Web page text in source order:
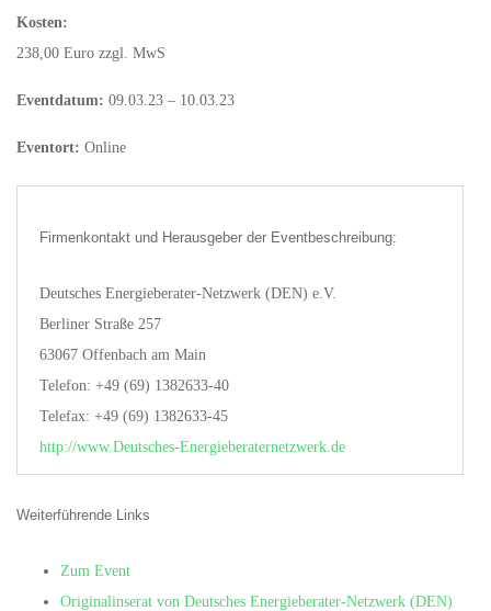
Kosten:
238,00 Euro zzgl. MwS
Eventdatum: 09.03.23 – 10.03.23
Eventort: Online
Firmenkontakt und Herausgeber der Eventbeschreibung:
Deutsches Energieberater-Netzwerk (DEN) e.V.
Berliner Straße 257
63067 Offenbach am Main
Telefon: +49 (69) 1382633-40
Telefax: +49 (69) 1382633-45
http://www.Deutsches-Energieberaternetzwerk.de
Weiterführende Links
Zum Event
Originalinserat von Deutsches Energieberater-Netzwerk (DEN)